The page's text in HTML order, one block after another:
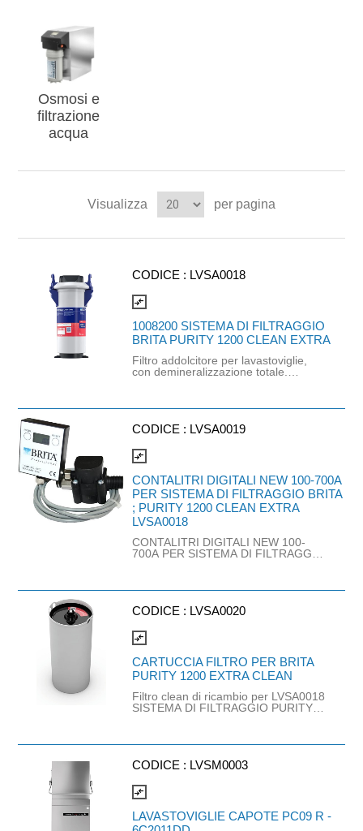
Osmosi e
filtrazione
acqua
Visualizza per pagina
CODICE : LVSA0018
compare_arrows
1008200 SISTEMA DI FILTRAGGIO
BRITA PURITY 1200 CLEAN EXTRA
Filtro addolcitore per lavastoviglie,
con demineralizzazione totale.
posate senza macchie e che
il tutto senza lucidatura. Impedisce in
di calcare e i conseguenti guasti alle
macchine. Riduzione dei costi di
riparazione e degli ulteriori costi di
assistenza. Semplice utilizzo grazie al
sistema di sostituzione delle cartucce
specifico di PURITY . Particolarmente
adatto per le applicazioni con acqua
CODICE : LVSA0019
compare_arrows
CONTALITRI DIGITALI NEW 100-700A
PER SISTEMA DI FILTRAGGIO BRITA
; PURITY 1200 CLEAN EXTRA
LVSA0018
CONTALITRI DIGITALI NEW 100-
700A PER SISTEMA DI FILTRAGGIO
CODICE : LVSA0020
compare_arrows
CARTUCCIA FILTRO PER BRITA
PURITY 1200 EXTRA CLEAN
Filtro clean di ricambio per LVSA0018
SISTEMA DI FILTRAGGIO PURITY
CODICE : LVSM0003
compare_arrows
LAVASTOVIGLIE CAPOTE PC09 R -